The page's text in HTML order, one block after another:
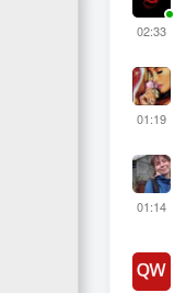
02:33
01:19
01:14